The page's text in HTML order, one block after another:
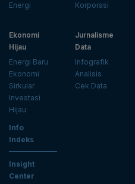
Energi
Korporasi
Ekonomi
Hijau
Energi Baru
Ekonomi
Sirkular
Investasi
Hijau
Jurnalisme
Data
Infografik
Analisis
Cek Data
Info
Indeks
Insight
Center